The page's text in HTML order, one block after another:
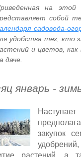
на этой
собой
садовода-
удобства тех, кто
и цветов,
даче.
январь -
закупок
растений, а